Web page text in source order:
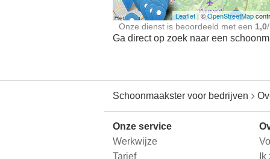
Leaflet | ©OpenStreetMap
Onze dienst is beoordeeld met een 1,0/
Ga direct op zoek naar een
Schoonmaakster voor bedrijven
Onze service
Werkwijze
Tarief